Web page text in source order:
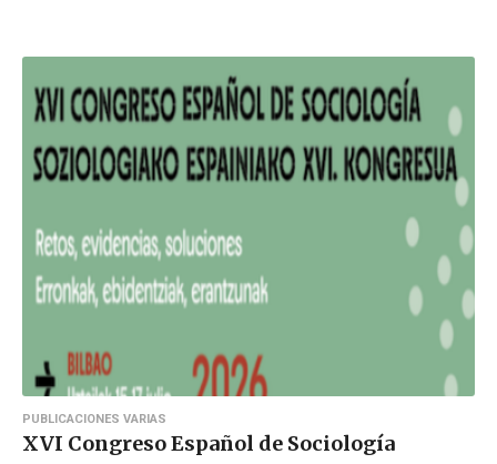
PUBLICACIONES VARIAS
XVI Congreso Español de Sociología